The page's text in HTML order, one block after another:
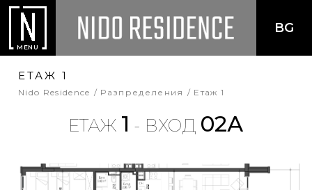
MENU
BG
ЕТАЖ 1
Nido Residence Разпределения Етаж 1
ЕТАЖ 1 - ВХОД 02А